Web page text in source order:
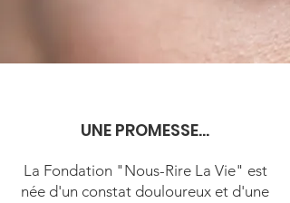
UNE PROMESSE...
La Fondation "Nous-Rire La Vie" est
née d'un constat douloureux et d'une